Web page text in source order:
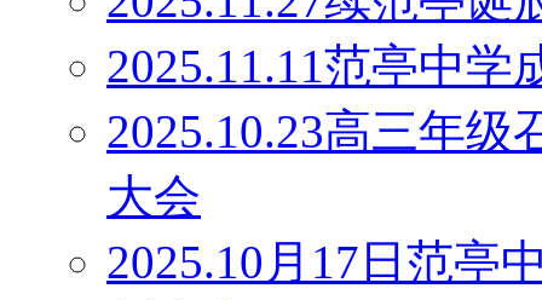
2025.11.11范亭中
2025.10.23高三年
大会
2025.10月17日范亭